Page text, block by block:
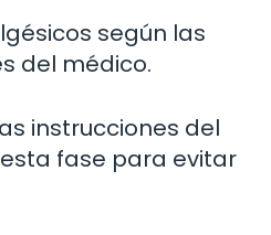
según las
del médico.
instrucciones del
fase para evitar